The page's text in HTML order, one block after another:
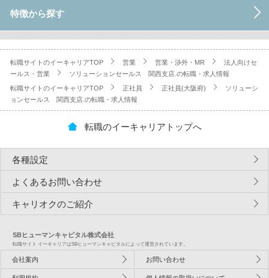
特徴から探す
転職サイトのイーキャリアTOP 営業 営業・渉外・MR
法人向けセ
ールス・営業
ソリューションセールス 関西支店.の転職・求人情報
転職サイトのイーキャリアTOP 正社員 正社員(大阪府)
ソリューシ
ョンセールス 関西支店.の転職・求人情報
転職のイーキャリアトップへ
各種設定
よくあるお問い合わせ
キャリオクのご紹介
SBヒューマンキャピタル株式会社
転職サイト イーキャリアはSBヒューマンキャピタルによって運営されています。
会社案内 お問い合わせ